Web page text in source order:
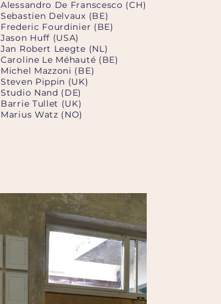
Alessandro De Franscesco (CH)
Sebastien Delvaux (BE)
Frederic Fourdinier (BE)
Jason Huff (USA)
Jan Robert Leegte (NL)
Caroline Le Méhauté (BE)
Michel Mazzoni (BE)
Steven Pippin (UK)
Studio Nand (DE)
Barrie Tullet (UK)
Marius Watz (NO)